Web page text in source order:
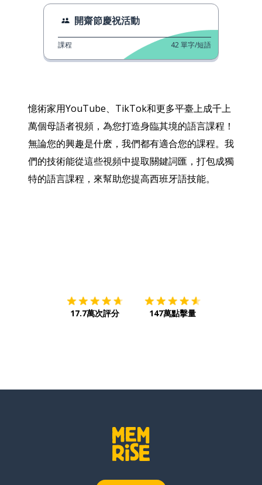
憶術家用YouTube、TikTok和更多平臺上成千上
萬個母語者視頻，為您打造身臨其境的語言課程！
無論您的興趣是什麽，我們都有適合您的課程。我
們的技術能從這些視頻中提取關鍵詞匯，打包成獨
特的語言課程，來幫助您提高西班牙語技能。
開齋節慶祝活動
課程 42單字/短語
17.7萬次評分 147萬點擊量